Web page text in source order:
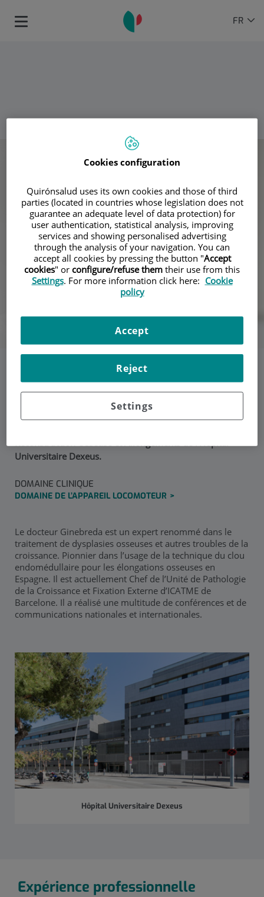
SélecteurFR
Toggle
Dr. Ignacio Ginebreda
Chef de l’Unité de Pathologie de la Croissance de l’Hôpital
Reconstruction Osseuse et Allongements de l’Hôpital
Universitaire Dexeus.
DOMAINE CLINIQUE
DOMAINE DE L’APPAREIL LOCOMOTEUR
Le docteur Ginebreda est un expert renommé dans le
traitement de dysplasies osseuses et autres troubles de la
croissance. Pionnier dans l’usage de la technique du clou
endomédullaire pour les élongations osseuses en
Espagne. Il est actuellement Chef de l’Unité de Pathologie
de la Croissance et Fixation Externe d’ICATME de
Barcelone. Il a réalisé une multitude de conférences et de
communications nationales et internationales.
Hôpital Universitaire Dexeus
Expérience professionnelle
Cookies configuration
Quirónsalud uses its own cookies and those of third
parties (located in countries whose legislation does not
guarantee an adequate level of data protection) for
user authentication, statistical analysis, improving
services and showing personalised advertising
through the analysis of your navigation. You can
accept all cookies by pressing the button "Accept
cookies" or configure/refuse them their use from this
Settings. For more information click here: Cookie
policy
Settings
Reject
Accept